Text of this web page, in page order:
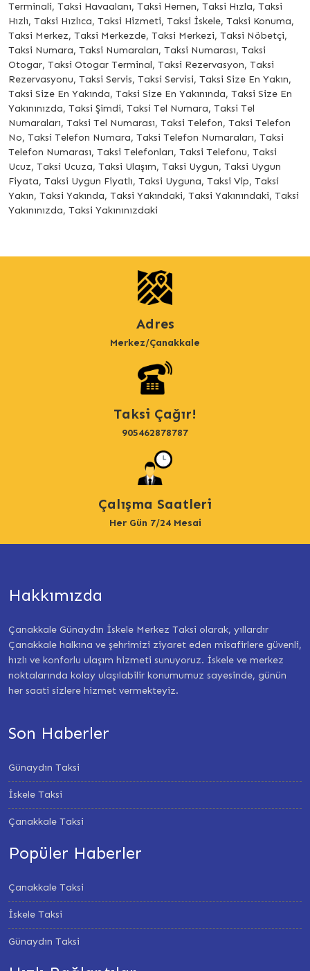
Terminali, Taksi Havaalanı, Taksi Hemen, Taksi Hızla, Taksi
Hızlı, Taksi Hızlıca, Taksi Hizmeti, Taksi İskele, Taksi Konuma,
Taksi Merkez, Taksi Merkezde, Taksi Merkezi, Taksi Nöbetçi,
Taksi Numara, Taksi Numaraları, Taksi Numarası, Taksi
Otogar, Taksi Otogar Terminal, Taksi Rezervasyon, Taksi
Rezervasyonu, Taksi Servis, Taksi Servisi, Taksi Size En Yakın,
Taksi Size En Yakında, Taksi Size En Yakınında, Taksi Size En
Yakınınızda, Taksi Şimdi, Taksi Tel Numara, Taksi Tel
Numaraları, Taksi Tel Numarası, Taksi Telefon, Taksi Telefon
No, Taksi Telefon Numara, Taksi Telefon Numaraları, Taksi
Telefon Numarası, Taksi Telefonları, Taksi Telefonu, Taksi
Ucuz, Taksi Ucuza, Taksi Ulaşım, Taksi Uygun, Taksi Uygun
Fiyata, Taksi Uygun Fiyatlı, Taksi Uyguna, Taksi Vip, Taksi
Yakın, Taksi Yakında, Taksi Yakındaki, Taksi Yakınındaki, Taksi
Yakınınızda, Taksi Yakınınızdaki
Adres
Merkez/Çanakkale
Taksi Çağır!
905462878787
Çalışma Saatleri
Her Gün 7/24 Mesai
Hakkımızda
Çanakkale Günaydın İskele Merkez Taksi olarak, yıllardır
Çanakkale halkına ve şehrimizi ziyaret eden misafirlere güvenli,
hızlı ve konforlu ulaşım hizmeti sunuyoruz. İskele ve merkez
noktalarında kolay ulaşılabilir konumumuz sayesinde, günün
her saati sizlere hizmet vermekteyiz.
Son Haberler
Günaydın Taksi
İskele Taksi
Çanakkale Taksi
Popüler Haberler
Çanakkale Taksi
İskele Taksi
Günaydın Taksi